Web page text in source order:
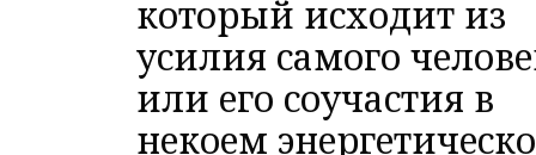
который исходит из
усилия самого
или его соучастия в
некоем